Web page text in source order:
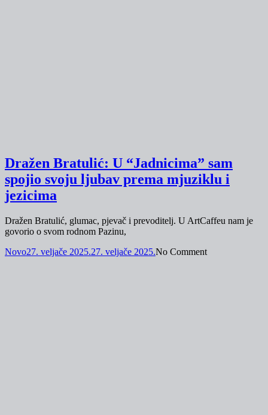
Dražen Bratulić: U “Jadnicima” sam
spojio svoju ljubav prema mjuziklu i
jezicima
Dražen Bratulić, glumac, pjevač i prevoditelj. U ArtCaffeu nam je
govorio o svom rodnom Pazinu,
Novo27. veljače 2025.27. veljače 2025.No Comment